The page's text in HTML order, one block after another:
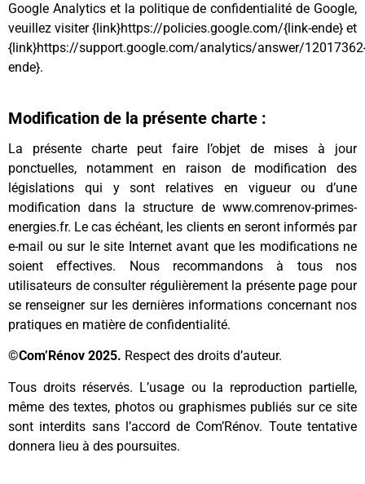
Google Analytics et la politique de confidentialité de Google,
veuillez visiter {link}https://policies.google.com/{link-ende} et
{link}https://support.google.com/analytics/answer/
ende}.
Modification de la présente charte :
La présente charte peut faire l’objet de mises à jour
ponctuelles, notamment en raison de modification des
législations qui y sont relatives en vigueur ou d’une
modification dans la structure de www.comrenov-primes-
energies.fr. Le cas échéant, les clients en seront informés par
e-mail ou sur le site Internet avant que les modifications ne
soient effectives. Nous recommandons à tous nos
utilisateurs de consulter régulièrement la présente page pour
se renseigner sur les dernières informations concernant nos
pratiques en matière de confidentialité.
©Com’Rénov 2025. Respect des droits d’auteur.
Tous droits réservés. L’usage ou la reproduction partielle,
même des textes, photos ou graphismes publiés sur ce site
sont interdits sans l’accord de Com’Rénov. Toute tentative
donnera lieu à des poursuites.